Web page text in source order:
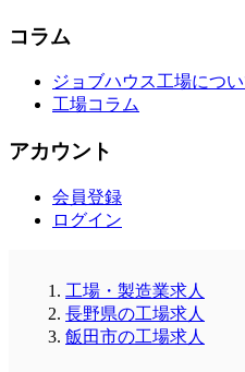
コラム
ジョブハウス工場につ
工場コラム
アカウント
会員登録
ログイン
工場・製造業求人
長野県の工場求人
飯田市の工場求人